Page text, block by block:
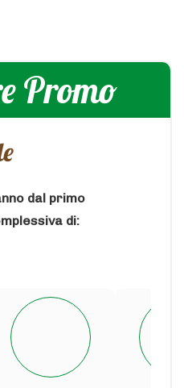
Promo
dal primo
di: